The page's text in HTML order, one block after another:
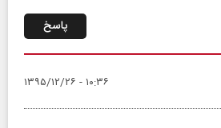
پاسخ
۱۰:۳۶ - ۱۳۹۵/۱۲/۲۶